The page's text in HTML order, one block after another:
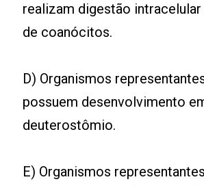
realizam digestão
de coanócitos.
D) Organismos
possuem desenvolvimento
deuterostômio.
E) Organismos